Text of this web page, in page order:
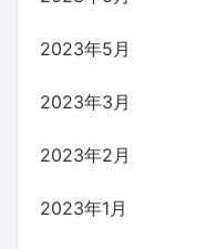
2023年5月
2023年3月
2023年2月
2023年1月